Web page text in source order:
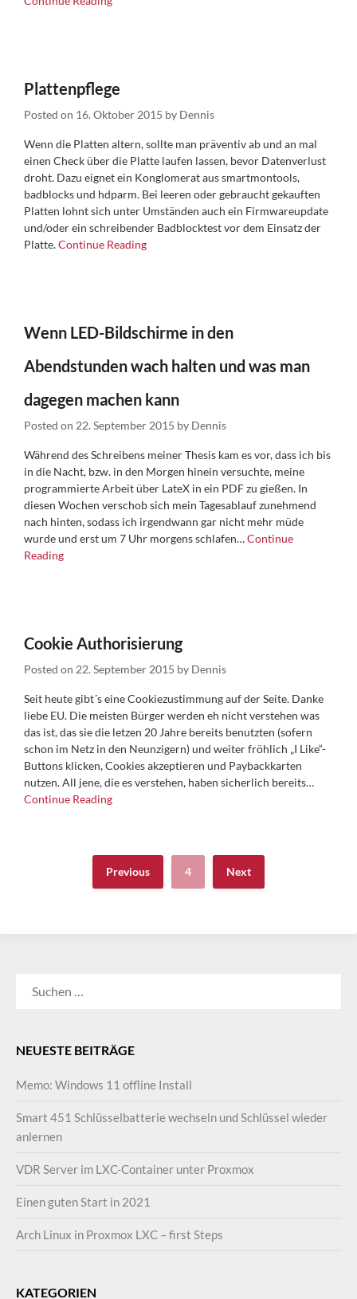
Plattenpflege
Posted on 16. Oktober 2015 by Dennis
Wenn die Platten altern, sollte man präventiv ab und an mal
einen Check über die Platte laufen lassen, bevor Datenverlust
droht. Dazu eignet ein Konglomerat aus smartmontools,
badblocks und hdparm. Bei leeren oder gebraucht gekauften
Platten lohnt sich unter Umständen auch ein Firmwareupdate
und/oder ein schreibender Badblocktest vor dem Einsatz der
Platte.Continue Reading
Wenn LED-Bildschirme in den
Abendstunden wach halten und was man
dagegen machen kann
Posted on 22. September 2015 by Dennis
Während des Schreibens meiner Thesis kam es vor, dass ich bis
in die Nacht, bzw. in den Morgen hinein versuchte, meine
programmierte Arbeit über LateX in ein PDF zu gießen. In
diesen Wochen verschob sich mein Tagesablauf zunehmend
nach hinten, sodass ich irgendwann gar nicht mehr müde
wurde und erst um 7 Uhr morgens schlafen…Continue
Reading
Cookie Authorisierung
Posted on 22. September 2015 by Dennis
Seit heute gibt´s eine Cookiezustimmung auf der Seite. Danke
liebe EU. Die meisten Bürger werden eh nicht verstehen was
das ist, das sie die letzen 20 Jahre bereits benutzten (sofern
schon im Netz in den Neunzigern) und weiter fröhlich „I Like“-
Buttons klicken, Cookies akzeptieren und Paybackkarten
nutzen. All jene, die es verstehen, haben sicherlich bereits…
Continue Reading
Previous 4 Next
NEUESTE BEITRÄGE
Memo: Windows 11 offline Install
Smart 451 Schlüsselbatterie wechseln und Schlüssel wieder
anlernen
VDR Server im LXC-Container unter Proxmox
Einen guten Start in 2021
Arch Linux in Proxmox LXC – first Steps
KATEGORIEN